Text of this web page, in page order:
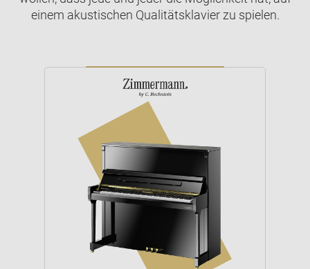
einem akustischen Qualitätsklavier zu spielen.